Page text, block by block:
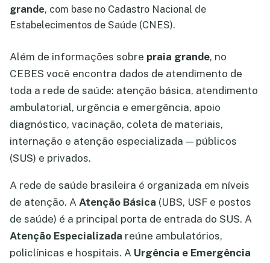
grande, com base no Cadastro Nacional de
Estabelecimentos de Saúde (CNES).
Além de informações sobre praia grande, no
CEBES você encontra dados de atendimento de
toda a rede de saúde: atenção básica, atendimento
ambulatorial, urgência e emergência, apoio
diagnóstico, vacinação, coleta de materiais,
internação e atenção especializada — públicos
(SUS) e privados.
A rede de saúde brasileira é organizada em níveis
de atenção. A Atenção Básica (UBS, USF e postos
de saúde) é a principal porta de entrada do SUS. A
Atenção Especializada reúne ambulatórios,
policlínicas e hospitais. A Urgência e Emergência